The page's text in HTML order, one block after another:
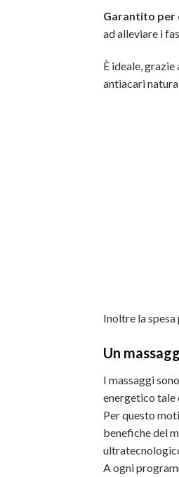
Garantito per
ad alleviare i
È ideale, grazie
antiacari
Inoltre la spesa
Un
I massaggi
energetico tale
Per questo
benefiche del
A ogni